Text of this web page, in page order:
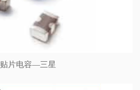
贴片电容—三星